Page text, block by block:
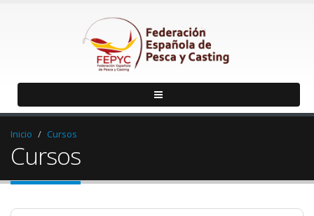
Inicio Cursos
Cursos